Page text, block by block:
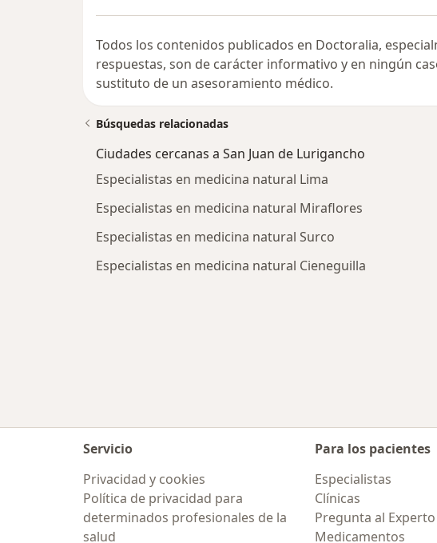
Todos los contenidos publicados en Doctoralia,
respuestas, son de carácter informativo y en ningún
sustituto de un asesoramiento médico.
Búsquedas relacionadas
Ciudades cercanas a San Juan de Lurigancho
Especialistas en medicina natural Lima
Especialistas en medicina natural Miraflores
Especialistas en medicina natural Surco
Especialistas en medicina natural Cieneguilla
Servicio
Privacidad y cookies
Política de privacidad para
determinados profesionales de la
salud
Para los pacientes
Especialistas
Clínicas
Pregunta al Experto
Medicamentos